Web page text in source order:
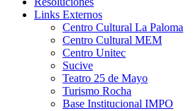
Links Externos
Centro Cultural La Paloma
Centro Cultural MEM
Centro Unitec
Sucive
Teatro 25 de Mayo
Turismo Rocha
Base Institucional IMPO